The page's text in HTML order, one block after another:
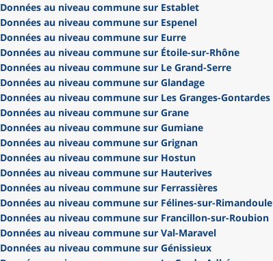
Données au niveau commune sur Establet
Données au niveau commune sur Espenel
Données au niveau commune sur Eurre
Données au niveau commune sur Étoile-sur-Rhône
Données au niveau commune sur Le Grand-Serre
Données au niveau commune sur Glandage
Données au niveau commune sur Les Granges-Gontardes
Données au niveau commune sur Grane
Données au niveau commune sur Gumiane
Données au niveau commune sur Grignan
Données au niveau commune sur Hostun
Données au niveau commune sur Hauterives
Données au niveau commune sur Ferrassières
Données au niveau commune sur Félines-sur-Rimandoule
Données au niveau commune sur Francillon-sur-Roubion
Données au niveau commune sur Val-Maravel
Données au niveau commune sur Génissieux